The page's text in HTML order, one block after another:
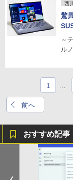
西
驚
～
ル
前へ
1
おすすめ記事